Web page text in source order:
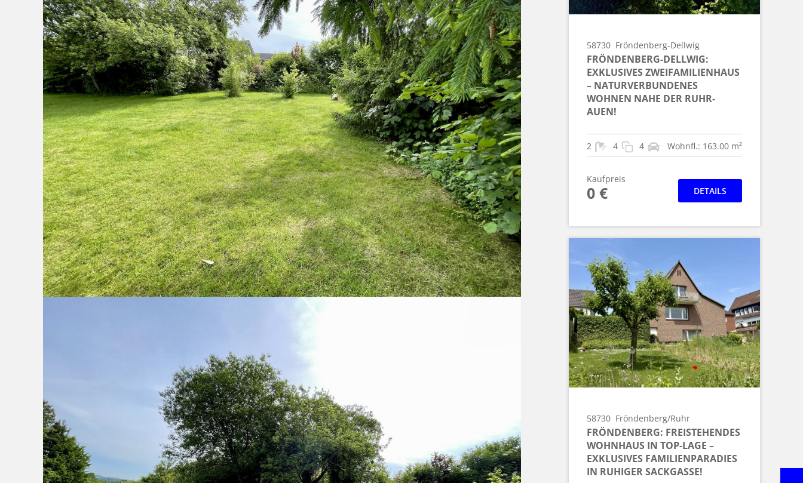
58730 Fröndenberg-Dellwig
FRÖNDENBERG-DELLWIG:
EXKLUSIVES ZWEIFAMILIENHAUS
– NATURVERBUNDENES
WOHNEN NAHE DER RUHR-
AUEN!
2 4 4 Wohnfl.: 163.00 m²
Kaufpreis
0 € DETAILS
58730 Fröndenberg/Ruhr
FRÖNDENBERG: FREISTEHENDES
WOHNHAUS IN TOP-LAGE –
EXKLUSIVES FAMILIENPARADIES
IN RUHIGER SACKGASSE!